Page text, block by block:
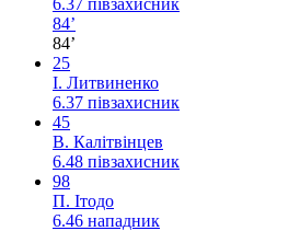
6.37 півзахисник
84’
84’
25
І. Литвиненко
6.37 півзахисник
45
В. Калітвінцев
6.48 півзахисник
98
П. Ітодо
6.46 нападник